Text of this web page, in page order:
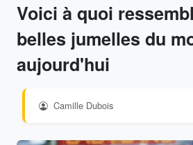
Voici à quoi
belles jumelles du
aujourd'hui
Camille Dubois